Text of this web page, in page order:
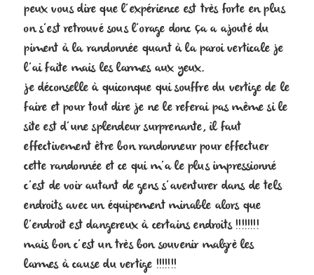
peux vous dire que l’expérience est très forte en plus
on s’est retrouvé sous l’orage donc ça a ajouté du
piment à la randonnée quant à la paroi verticale je
l’ai faite mais les larmes aux yeux.
je déconselle à quiconque qui souffre du vertige de le
faire et pour tout dire je ne le referai pas même si le
site est d’une splendeur surprenante, il faut
effectivement être bon randonneur pour effectuer
cette randonnée et ce qui m’a le plus impressionné
c’est de voir autant de gens s’aventurer dans de tels
endroits avec un équipement minable alors que
l’endroit est dangereux à certains endroits !!!!!!!!
mais bon c’est un très bon souvenir malgrè les
larmes à cause du vertige !!!!!!!